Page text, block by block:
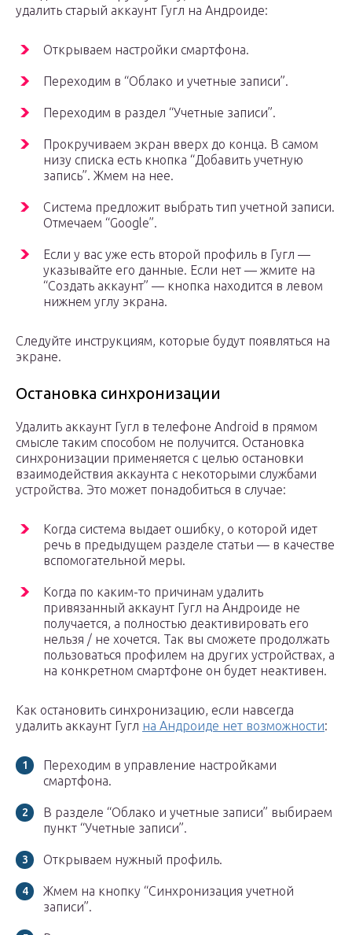
удалить старый аккаунт Гугл на Андроиде:
Открываем настройки смартфона.
Переходим в “Облако и учетные записи”.
Переходим в раздел “Учетные записи”.
Прокручиваем экран вверх до конца. В самом
низу списка есть кнопка “Добавить учетную
запись”. Жмем на нее.
Система предложит выбрать тип учетной записи.
Отмечаем “Google”.
Если у вас уже есть второй профиль в Гугл —
указывайте его данные. Если нет — жмите на
“Создать аккаунт” — кнопка находится в левом
нижнем углу экрана.
Следуйте инструкциям, которые будут появляться на
экране.
Остановка синхронизации
Удалить аккаунт Гугл в телефоне Android в прямом
смысле таким способом не получится. Остановка
синхронизации применяется с целью остановки
взаимодействия аккаунта с некоторыми службами
устройства. Это может понадобиться в случае:
Когда система выдает ошибку, о которой идет
речь в предыдущем разделе статьи — в качестве
вспомогательной меры.
Когда по каким-то причинам удалить
привязанный аккаунт Гугл на Андроиде не
получается, а полностью деактивировать его
нельзя / не хочется. Так вы сможете продолжать
пользоваться профилем на других устройствах, а
на конкретном смартфоне он будет неактивен.
Как остановить синхронизацию, если навсегда
удалить аккаунт Гугл на Андроиде нет возможности:
Переходим в управление настройками
смартфона.
В разделе “Облако и учетные записи” выбираем
пункт “Учетные записи”.
Открываем нужный профиль.
Жмем на кнопку “Синхронизация учетной
записи”.